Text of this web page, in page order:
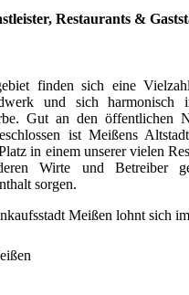
Restaurants &
finden sich eine
und sich harmonisch
Gut an den öffentlichen
ist Meißens
in einem unserer vielen
Wirte und Betreiber
sorgen.
Meißen lohnt sich